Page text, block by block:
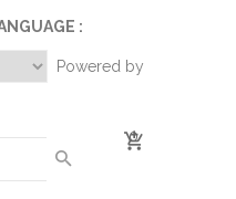
:
Powered by
0